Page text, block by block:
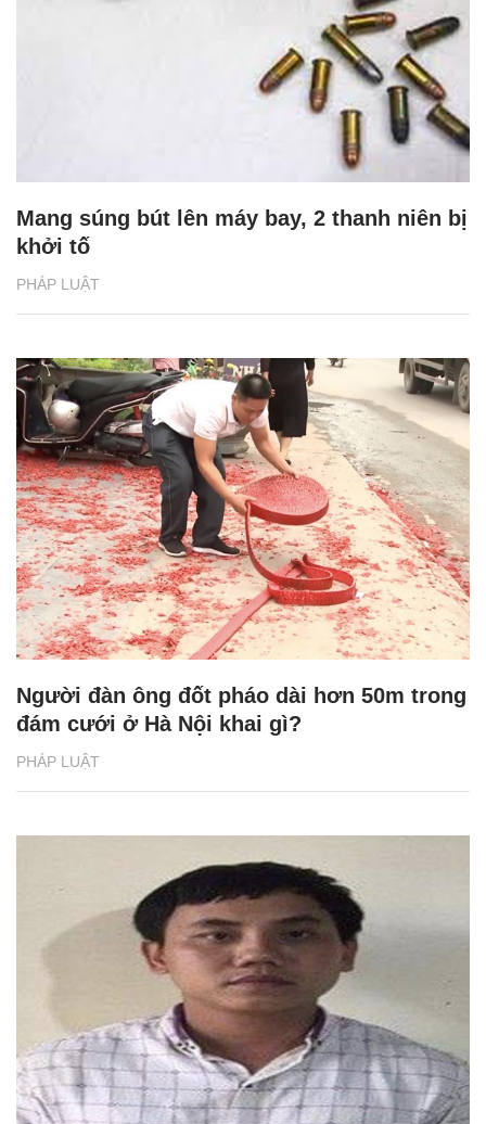
PHÁP LUẬT
Mang súng bút lên máy bay, 2 thanh niên bị
khởi tố
PHÁP LUẬT
Người đàn ông đốt pháo dài hơn 50m trong
đám cưới ở Hà Nội khai gì?